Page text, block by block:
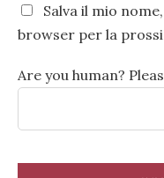
Salva il mio
browser per la
Are you human?